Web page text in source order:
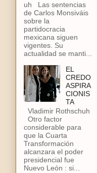
uh Las sentencias
de Carlos Monsiváis
sobre la
partidocracia
mexicana siguen
vigentes. Su
actualidad se manti...
EL
CREDO
ASPIRA
CIONIS
TA
Vladimir Rothschuh
Otro factor
considerable para
que la Cuarta
Transformación
alcanzara el poder
presidencial fue
Nuevo León : si...